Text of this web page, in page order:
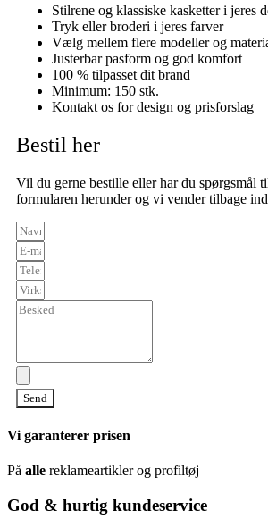
Stilrene og klassiske kasketter i jeres
Tryk eller broderi i jeres farver
Vælg mellem flere modeller og
Justerbar pasform og god komfort
100 % tilpasset dit brand
Minimum: 150 stk.
Kontakt os for design og prisforslag
Bestil her
Vil du gerne bestille eller har du spørgsmål
formularen herunder og vi vender tilbage
Send
Vi garanterer prisen
På alle reklameartikler og profiltøj
God & hurtig kundeservice